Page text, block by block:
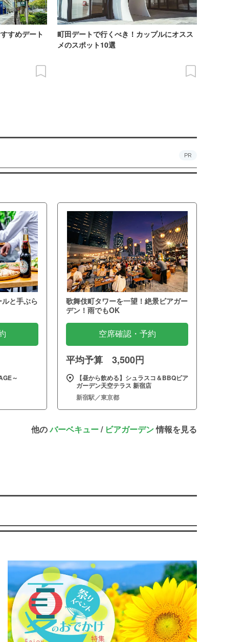
すめデート
町田デートで行くべき！カップルにオスス
メのスポット10選
PR
と手ぶら
～
歌舞伎町タワーを一望！絶景ビアガー
デン！雨でもOK
空席確認・予約
平均予算 3,500円
【昼から飲める】シュラスコ＆BBQビア
ガーデン天空テラス 新宿店
新宿駅／東京都
他のバーベキュー/ ビアガーデン情報を見る